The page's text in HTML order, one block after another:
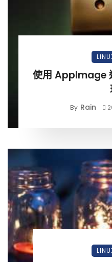
使用 AppImage
By Rain